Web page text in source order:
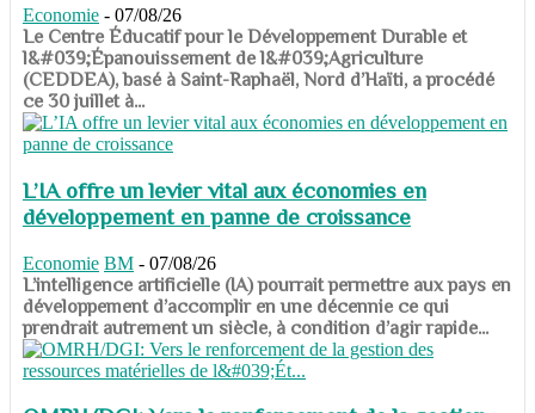
Economie - 07/08/26
​​​​​​​Le Centre Éducatif pour le Développement Durable et
l&#039;Épanouissement de l&#039;Agriculture
(CEDDEA), basé à Saint-Raphaël, Nord d’Haïti, a procédé
ce 30 juillet à...
L’IA offre un levier vital aux économies en
développement en panne de croissance
Economie BM - 07/08/26
​​​​​​​L’intelligence artificielle (IA) pourrait permettre aux pays en
développement d’accomplir en une décennie ce qui
prendrait autrement un siècle, à condition d’agir rapide...